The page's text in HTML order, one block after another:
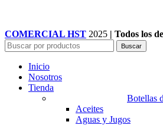
COMERCIAL HST 2025 | Todos los
Buscar
Inicio
Nosotros
Tienda
Botellas
Aceites
Aguas y Jugos